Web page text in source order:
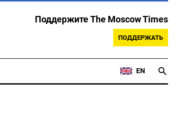
Поддержите The Moscow Times
ПОДДЕРЖАТЬ
EN